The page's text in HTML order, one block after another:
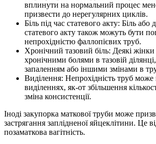
вплинути на нормальний процес
призвести до нерегулярних циклів.
Біль під час статевого акту: Біль або
статевого акту також можуть бути
непрохідністю фаллопієвих труб.
Хронічний тазовий біль: Деякі
хронічними болями в тазовій
запаленням або іншими змінами в
Виділення: Непрохідність труб може
виділеннях, як-от збільшення
зміна консистенції.
Іноді закупорка маткової труби може
застрягання заплідненої яйцеклітини. Це
позаматкова вагітність.